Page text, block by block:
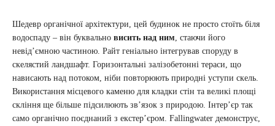
Шедевр органічної архітектури, цей будинок не просто стоїть біля
водоспаду – він буквально висить над ним , стаючи його
невід’ємною частиною. Райт геніально інтегрував споруду в
скелястий ландшафт. Горизонтальні залізобетонні тераси, що
нависають над потоком, ніби повторюють природні уступи скель.
Використання місцевого каменю для кладки стін та великі площі
скління ще більше підсилюють зв’язок з природою. Інтер’єр так
само органічно поєднаний з екстер’єром. Fallingwater демонструє,